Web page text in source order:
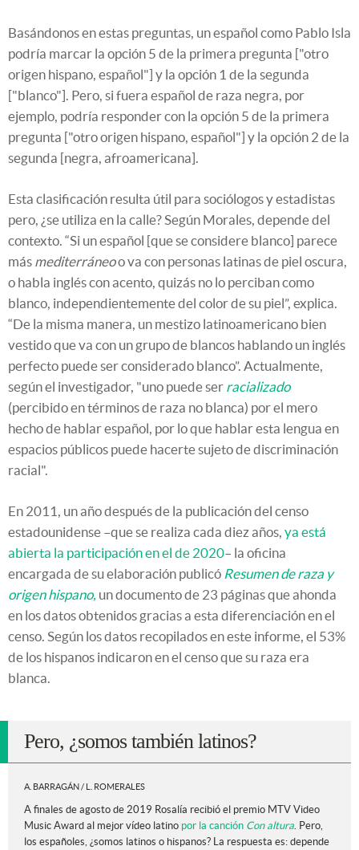
Basándonos en estas preguntas, un español como Pablo Isla
podría marcar la opción 5 de la primera pregunta ["otro
origen hispano, español"] y la opción 1 de la segunda
["blanco"]. Pero, si fuera español de raza negra, por
ejemplo, podría responder con la opción 5 de la primera
pregunta ["otro origen hispano, español"] y la opción 2 de la
segunda [negra, afroamericana].
Esta clasificación resulta útil para sociólogos y estadistas
pero, ¿se utiliza en la calle? Según Morales, depende del
contexto. “Si un español [que se considere blanco] parece
más mediterráneoo va con personas latinas de piel oscura,
o habla inglés con acento, quizás no lo perciban como
blanco, independientemente del color de su piel”, explica.
“De la misma manera, un mestizo latinoamericano bien
vestido que va con un grupo de blancos hablando un inglés
perfecto puede ser considerado blanco”. Actualmente,
según el investigador, "uno puede ser racializado
(percibido en términos de raza no blanca) por el mero
hecho de hablar español, por lo que hablar esta lengua en
espacios públicos puede hacerte sujeto de discriminación
racial".
En 2011, un año después de la publicación del censo
estadounidense –que se realiza cada diez años, ya está
abierta la participación en el de 2020– la oficina
encargada de su elaboración publicó Resumen de raza y
origen hispano, un documento de 23 páginas que ahonda
en los datos obtenidos gracias a esta diferenciación en el
censo. Según los datos recopilados en este informe, el 53%
de los hispanos indicaron en el censo que su raza era
blanca.
Pero, ¿somos también latinos?
A. BARRAGÁN / L. ROMERALES
A finales de agosto de 2019 Rosalía recibió el premio MTV Video
Music Award al mejor vídeo latino por la canción Con altura . Pero,
los españoles, ¿somos latinos o hispanos? La respuesta es: depende